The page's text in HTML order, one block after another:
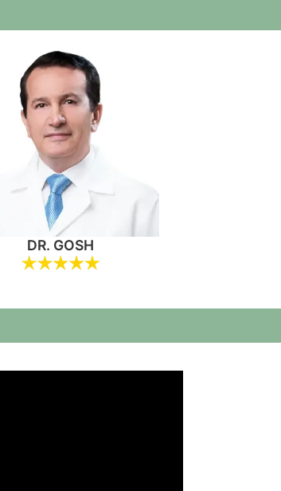
DR. GOSH